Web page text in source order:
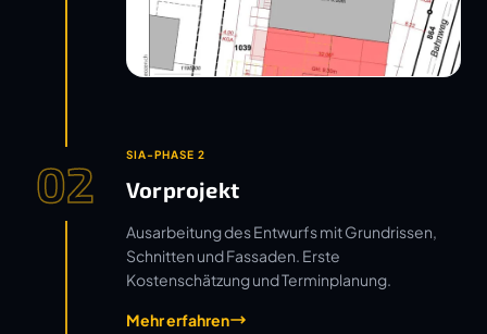
02 SIA-PHASE 2
Vorprojekt
Ausarbeitung des Entwurfs mit Grundrissen,
Schnitten und Fassaden. Erste
Kostenschätzung und Terminplanung.
Mehr erfahren